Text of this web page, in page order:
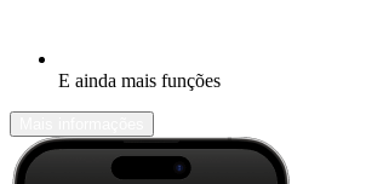
E ainda mais funções